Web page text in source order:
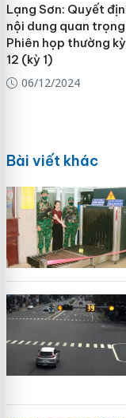
Lạng Sơn: Quyết
nội dung quan
Phiên họp thường
12 (kỳ 1)
06/12/2024
Bài viết khác